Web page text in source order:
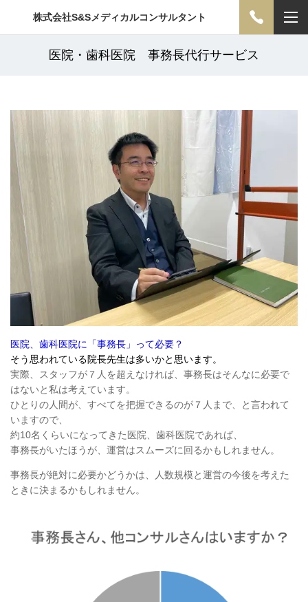
株式会社S&Sメディカルコンサルタント
医院・歯科医院 事務長代行サービス
医院、歯科医院に「事務長」って必要？
そう思われている院長先生は多いかと思います。
実際、スタッフが７人を超えなければ、事務長はそんなに必要で
はないと私は考えています。
ひとりの人間が、すべてを把握できるのが７人まで、と言われて
いますので、
約10名くらいになってきた医院、歯科医院であれば、
事務長がいたほうが、運営はスムーズに回るかもしれません。
事務長が絶対に必要かどうかは、人数規模と運営の今後を考えた
ときに決まるかもしれません。